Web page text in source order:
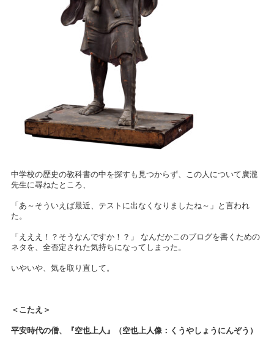
中学校の歴史の教科書の中を探すも見つからず、この人について廣瀧
先生に尋ねたところ、
「あ～そういえば最近、テストに出なくなりましたね～」と言われ
た。
「えええ！？そうなんですか！？」 なんだかこのブログを書くための
ネタを、全否定された気持ちになってしまった。
いやいや、気を取り直して。
＜こたえ＞
平安時代の僧、『空也上人』（空也上人像：くうやしょうにんぞう）